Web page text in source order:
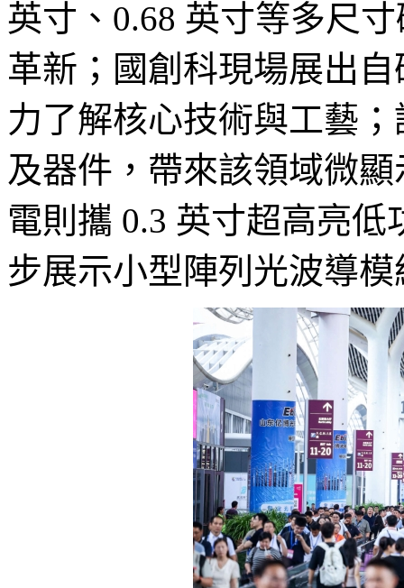
英寸、0.68 英寸等多尺
革新；國創科現場展出
力了解核心技術與工藝
及器件，帶來該領域微
電則攜 0.3 英寸超高亮
步展示小型陣列光波導模